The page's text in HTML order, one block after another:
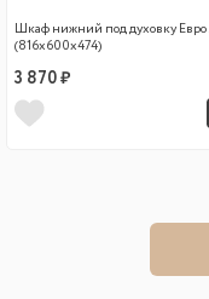
Шкаф нижний под духовку
(816х600х474)
3 870 ₽